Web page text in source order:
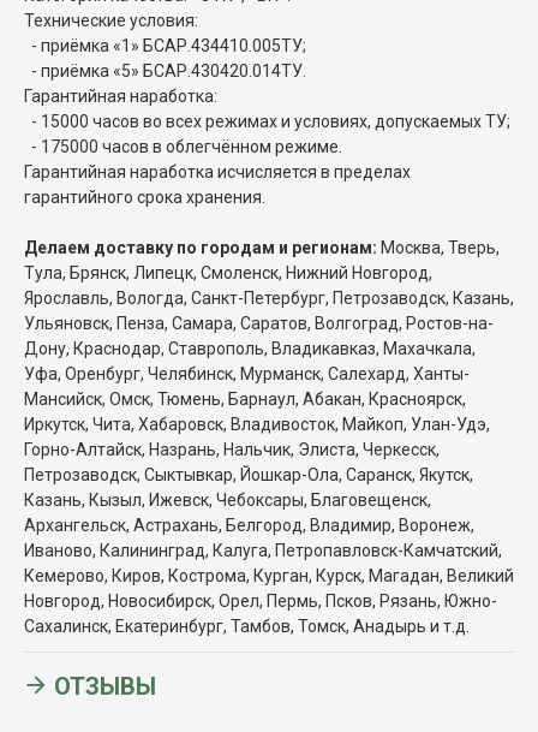
Технические условия:
- приёмка «1» БСАР.434410.005ТУ;
- приёмка «5» БСАР.430420.014ТУ.
Гарантийная наработка:
- 15000 часов во всех режимах и условиях, допускаемых ТУ;
- 175000 часов в облегчённом режиме.
Гарантийная наработка исчисляется в пределах
гарантийного срока хранения.
Делаем доставку по городам и регионам: Москва, Тверь,
Тула, Брянск, Липецк, Смоленск, Нижний Новгород,
Ярославль, Вологда, Санкт-Петербург, Петрозаводск, Казань,
Ульяновск, Пенза, Самара, Саратов, Волгоград, Ростов-на-
Дону, Краснодар, Ставрополь, Владикавказ, Махачкала,
Уфа, Оренбург, Челябинск, Мурманск, Салехард, Ханты-
Мансийск, Омск, Тюмень, Барнаул, Абакан, Красноярск,
Иркутск, Чита, Хабаровск, Владивосток, Майкоп, Улан-Удэ,
Горно-Алтайск, Назрань, Нальчик, Элиста, Черкесск,
Петрозаводск, Сыктывкар, Йошкар-Ола, Саранск, Якутск,
Казань, Кызыл, Ижевск, Чебоксары, Благовещенск,
Архангельск, Астрахань, Белгород, Владимир, Воронеж,
Иваново, Калининград, Калуга, Петропавловск-Камчатский,
Кемерово, Киров, Кострома, Курган, Курск, Магадан, Великий
Новгород, Новосибирск, Орел, Пермь, Псков, Рязань, Южно-
Сахалинск, Екатеринбург, Тамбов, Томск, Анадырь и т.д.
ОТЗЫВЫ